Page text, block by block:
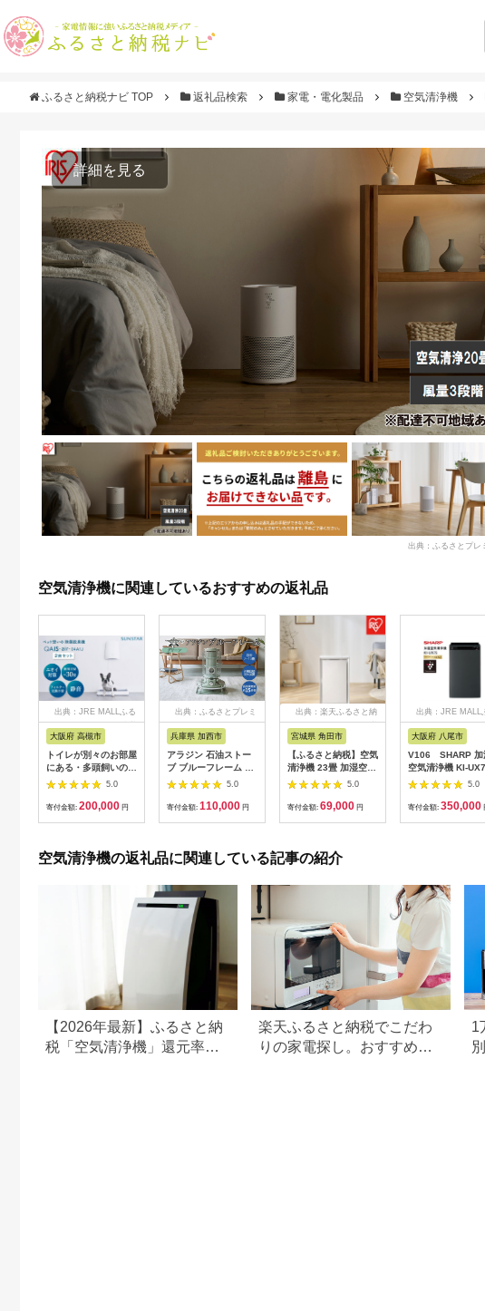
ふるさと納税ナビ TOP 返礼品検索 家電・電化製品 空気清浄機
詳細を見る
出典：ふるさとプレ
空気清浄機に関連しているおすすめの返礼品
出典：JRE MALLふる
さと納税
大阪府 高槻市
トイレが別々のお部屋
にある・多頭飼いの方
に◎ペット想いの除菌
脱臭機 2台 QAIS-air-
04A1J(空気清浄機) 家
脱臭 消臭 空気清浄機
5.0
寄付金額: 200,000 円
出典：ふるさとプレミ
アム
兵庫県 加西市
アラジン 石油ストー
ブ ブルーフレーム グ
リーン 石油 暖房 キャ
ンプ アウトドア レト
ロ おしゃれ インテリ
房効率 冬
5.0
寄付金額: 110,000 円
出典：楽天ふるさと納
税
宮城県 角田市
【ふるさと納税】空気
清浄機 23畳 加湿空気
清浄機 14畳 温度・湿
度センサー ほこりセ
ンサー 2WAY給水 お
イ対策 センサー
HEPAフィルター 自動
5.0
寄付金額: 69,000 円
出典：JRE MALL
さと
大阪府 八尾市
V106 SHARP 加
空気清浄機 KI-
H（グレー系） 【
ープ 電化製品 家電
活家電 空気清浄 加
5.0
寄付金額: 350,000
空気清浄機の返礼品に関連している記事の紹介
【2026年最新】ふるさと納
税「空気清浄機」還元率ラ
楽天ふるさと納税でこだわ
りの家電探し。おすすめラ
1